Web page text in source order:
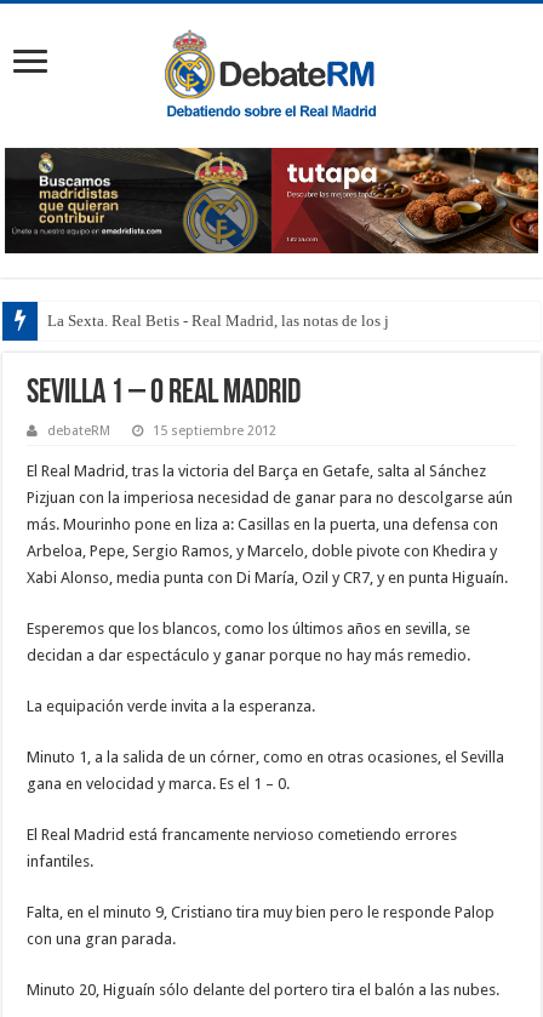
La Sexta. Real Betis - Real Madrid, las notas de los jugadore
Sevilla 1 – 0 Real Madrid
debateRM 15 septiembre 2012
El Real Madrid, tras la victoria del Barça en Getafe, salta al Sánchez
Pizjuan con la imperiosa necesidad de ganar para no descolgarse aún
más. Mourinho pone en liza a: Casillas en la puerta, una defensa con
Arbeloa, Pepe, Sergio Ramos, y Marcelo, doble pivote con Khedira y
Xabi Alonso, media punta con Di María, Ozil y CR7, y en punta Higuaín.
Esperemos que los blancos, como los últimos años en sevilla, se
decidan a dar espectáculo y ganar porque no hay más remedio.
La equipación verde invita a la esperanza.
Minuto 1, a la salida de un córner, como en otras ocasiones, el Sevilla
gana en velocidad y marca. Es el 1 – 0.
El Real Madrid está francamente nervioso cometiendo errores
infantiles.
Falta, en el minuto 9, Cristiano tira muy bien pero le responde Palop
con una gran parada.
Minuto 20, Higuaín sólo delante del portero tira el balón a las nubes.